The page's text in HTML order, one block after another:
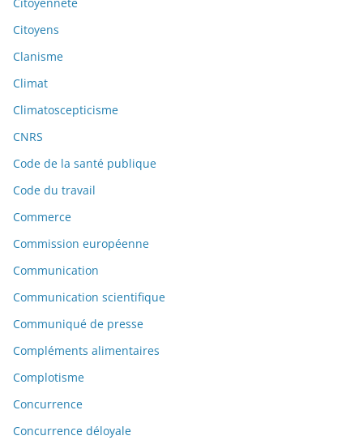
Citoyens
Clanisme
Climat
Climatoscepticisme
CNRS
Code de la santé publique
Code du travail
Commerce
Commission européenne
Communication
Communication scientifique
Communiqué de presse
Compléments alimentaires
Complotisme
Concurrence
Concurrence déloyale